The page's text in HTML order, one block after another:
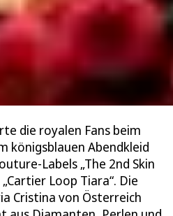
die royalen Fans beim
königsblauen Abendkleid
Labels „The 2nd Skin
Loop Tiara“. Die
Cristina von Österreich